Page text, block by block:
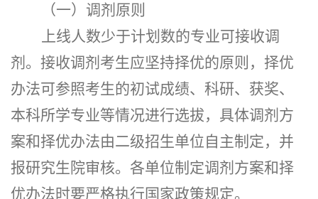
（一）调剂原则
上线人数少于计划数的专业可接收调
剂。接收调剂考生应坚持择优的原则，择优
办法可参照考生的初试成绩、科研、获奖、
本科所学专业等情况进行选拔，具体调剂方
案和择优办法由二级招生单位自主制定，并
报研究生院审核。各单位制定调剂方案和择
优办法时要严格执行国家政策规定。